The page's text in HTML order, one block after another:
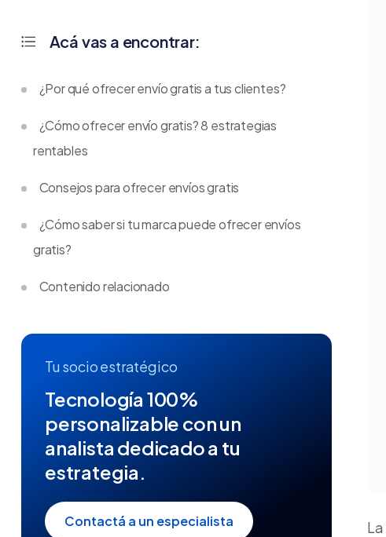
Acá vas a encontrar:
¿Por qué ofrecer envío gratis a tus clientes?
¿Cómo ofrecer envío gratis? 8 estrategias
rentables
Consejos para ofrecer envíos gratis
¿Cómo saber si tu marca puede ofrecer envíos
gratis?
Contenido relacionado
Tu socio estratégico
Tecnología 100%
personalizable con un
analista dedicado a tu
estrategia.
Contactá a un especialista